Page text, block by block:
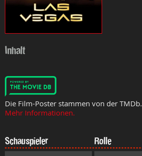
Inhalt
Die Film-Poster stammen von der TMDb.
Mehr Informationen.
Schauspieler Rolle